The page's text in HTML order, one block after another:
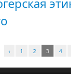
‹ 1 2 3 4